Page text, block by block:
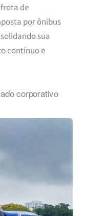
de
por ônibus
sua
contínuo e
corporativo